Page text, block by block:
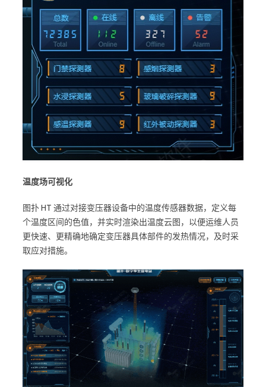
温度场可视化
图扑 HT 通过对接变压器设备中的温度传感器数据，定义每
个温度区间的色值，并实时渲染出温度云图，以便运维人员
更快速、更精确地确定变压器具体部件的发热情况，及时采
取应对措施。